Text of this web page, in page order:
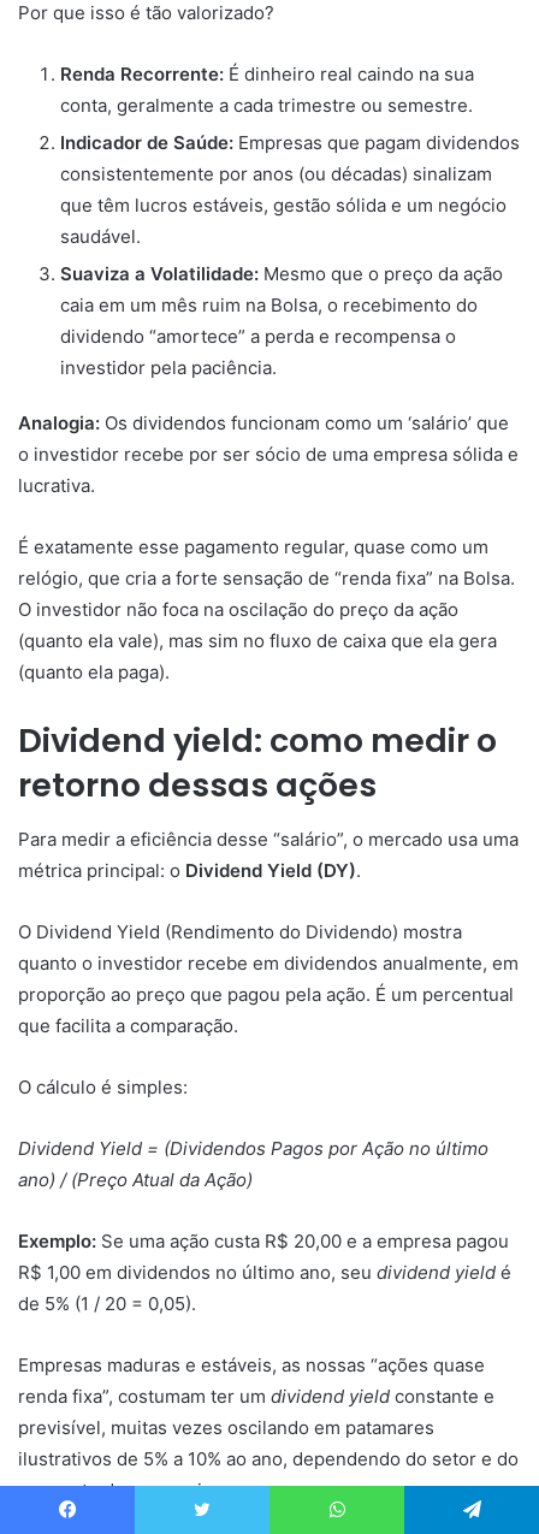
Por que isso é tão valorizado?
Renda Recorrente: É dinheiro real caindo na sua
conta, geralmente a cada trimestre ou semestre.
Indicador de Saúde: Empresas que pagam dividendos
consistentemente por anos (ou décadas) sinalizam
que têm lucros estáveis, gestão sólida e um negócio
saudável.
Suaviza a Volatilidade: Mesmo que o preço da ação
caia em um mês ruim na Bolsa, o recebimento do
dividendo “amortece” a perda e recompensa o
investidor pela paciência.
Analogia: Os dividendos funcionam como um ‘salário’ que
o investidor recebe por ser sócio de uma empresa sólida e
lucrativa.
É exatamente esse pagamento regular, quase como um
relógio, que cria a forte sensação de “renda fixa” na Bolsa.
O investidor não foca na oscilação do preço da ação
(quanto ela vale), mas sim no fluxo de caixa que ela gera
(quanto ela paga).
Dividend yield: como medir o
retorno dessas ações
Para medir a eficiência desse “salário”, o mercado usa uma
métrica principal: o Dividend Yield (DY).
O Dividend Yield (Rendimento do Dividendo) mostra
quanto o investidor recebe em dividendos anualmente, em
proporção ao preço que pagou pela ação. É um percentual
que facilita a comparação.
O cálculo é simples:
Dividend Yield = (Dividendos Pagos por Ação no último
ano) / (Preço Atual da Ação)
Exemplo: Se uma ação custa R$ 20,00 e a empresa pagou
R$ 1,00 em dividendos no último ano, seu dividend yield é
de 5% (1 / 20 = 0,05).
Empresas maduras e estáveis, as nossas “ações quase
renda fixa”, costumam ter um dividend yield constante e
previsível, muitas vezes oscilando em patamares
ilustrativos de 5% a 10% ao ano, dependendo do setor e do
momento da economia.